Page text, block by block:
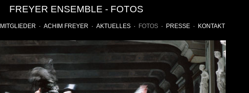
FREYER ENSEMBLE - FOTOS
MITGLIEDER · ACHIM FREYER · AKTUELLES· FOTOS· PRESSE· KONTAKT